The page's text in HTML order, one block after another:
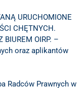
URUCHOMIONE
CHĘTNYCH.
BIUREM OIRP. –
oraz aplikantów
Radców Prawnych w